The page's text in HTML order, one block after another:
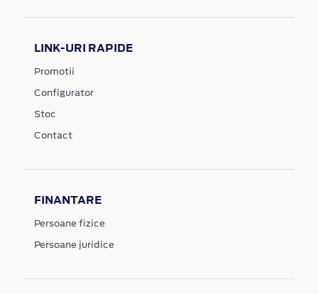
LINK-URI RAPIDE
Promotii
Configurator
Stoc
Contact
FINANTARE
Persoane fizice
Persoane juridice